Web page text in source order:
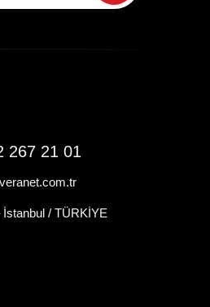
267 21 01
İstanbul / TÜRKİYE